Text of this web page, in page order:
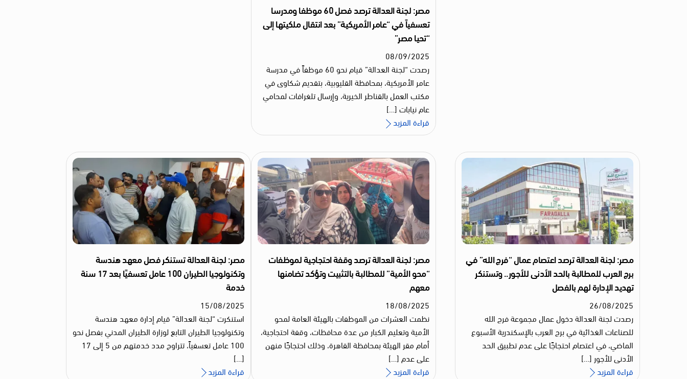
مصر: لجنة العدالة ترصد فصل 60 موظفا ومدرسا
تعسفياً في “عامر الأمريكية” بعد انتقال ملكيتها إلى
“تحيا مصر”
08/09/2025
رصدت “لجنة العدالة” قيام نحو 60 موظفاً في مدرسة
عامر الأمريكية، بمحافظة القليوبية، بتقديم شكاوى في
مكتب العمل بالقناطر الخيرية، وإرسال تلغرافات لمحامي
عام نيابات […]
قراءة المزيد
مصر: لجنة العدالة ترصد اعتصام عمال “فرج الله” في
برج العرب للمطالبة بالحد الأدنى للأجور.. وتستنكر
تهديد الإدارة لهم بالفصل
26/08/2025
رصدت لجنة العدالة دخول عمال مجموعة فرج الله
للصناعات الغذائية في برج العرب بالإسكندرية الأسبوع
الماضي، في اعتصام احتجاجًا على عدم تطبيق الحد
الأدنى للأجور […]
قراءة المزيد
مصر: لجنة العدالة ترصد وقفة احتجاجية لموظفات
“محو الأمية” للمطالبة بالتثبيت وتؤكد تضامنها
معهم
18/08/2025
نظمت العشرات من الموظفات بالهيئة العامة لمحو
الأمية وتعليم الكبار من عدة محافظات، وقفة احتجاجية،
أمام مقر الهيئة بمحافظة القاهرة، وذلك احتجاجًا منهن
على عدم […]
قراءة المزيد
مصر: لجنة العدالة تستنكر فصل معهد هندسة
وتكنولوجيا الطيران 100 عامل تعسفيًا بعد 17 سنة
خدمة
15/08/2025
استنكرت “لجنة العدالة” قيام إدارة معهد هندسة
وتكنولوجيا الطيران التابع لوزارة الطيران المدني بفصل نحو
100 عامل تعسفياً، تتراوح مدد خدمتهم من 5 إلى 17
[…]
قراءة المزيد